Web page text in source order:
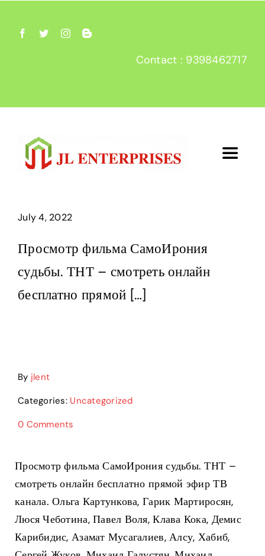
Contact : 9398462717
Toggle
Services
July 4, 2022
Просмотр фильма СамоИрония
судьбы. ТНТ – смотреть онлайн
бесплатно прямой […]
By jlent
Categories: Uncategorized
0 Comments
Просмотр фильма СамоИрония судьбы. ТНТ –
смотреть онлайн бесплатно прямой эфир ТВ
канала. Ольга Картункова, Гарик Мартиросян,
Люся Чеботина, Павел Воля, Клава Кока, Демис
Карибидис, Азамат Мусагалиев, Алсу, Хабиб,